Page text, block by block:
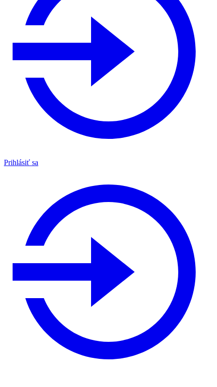
Prihlásiť sa